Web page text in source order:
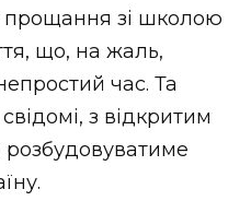
прощання зі школою
що, на жаль,
час. Та
з відкритим
розбудовуватиме